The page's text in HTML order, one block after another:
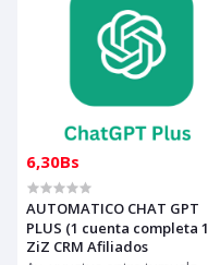
6,30Bs
AUTOMATICO CHAT GPT
PLUS (1 cuenta completa 1
mes) 8 A 10 DISP- ChatGPT -
ZiZ CRM Afiliados